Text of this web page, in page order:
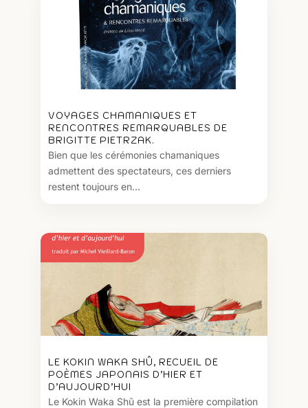
VOYAGES CHAMANIQUES ET
RENCONTRES REMARQUABLES DE
BRIGITTE PIETRZAK.
Bien que les cérémonies chamaniques
admettent des spectateurs, ces derniers
restent toujours en...
LE KOKIN WAKA SHÛ, RECUEIL DE
POÈMES JAPONAIS D’HIER ET
D’AUJOURD’HUI
Le Kokin Waka Shû est la première compilation